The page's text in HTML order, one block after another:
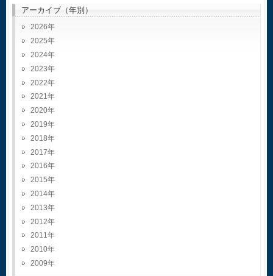
アーカイブ（年別）
2026
2025
2024
2023
2022
2021
2020
2019
2018
2017
2016
2015
2014
2013
2012
2011
2010
2009